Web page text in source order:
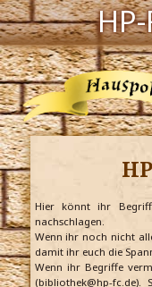
Navigation
Harry
Der HP-
Hier könnt ihr
nachschlagen.
Wenn ihr noch nicht
damit ihr euch die
Wenn ihr Begriffe
(bibliothek@hp-